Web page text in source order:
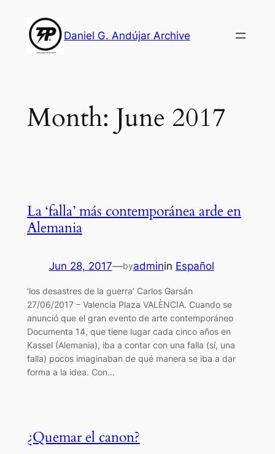
content
Daniel G. Andújar Archive
Month: June 2017
La ‘falla’ más contemporánea arde en
Alemania
Jun 28, 2017—byadminin Español
‘los desastres de la guerra’ Carlos Garsán
27/06/2017 – Valencia Plaza VALÈNCIA. Cuando se
anunció que el gran evento de arte contemporáneo
Documenta 14, que tiene lugar cada cinco años en
Kassel (Alemania), iba a contar con una falla (sí, una
falla) pocos imaginaban de qué manera se iba a dar
forma a la idea. Con…
¿Quemar el canon?